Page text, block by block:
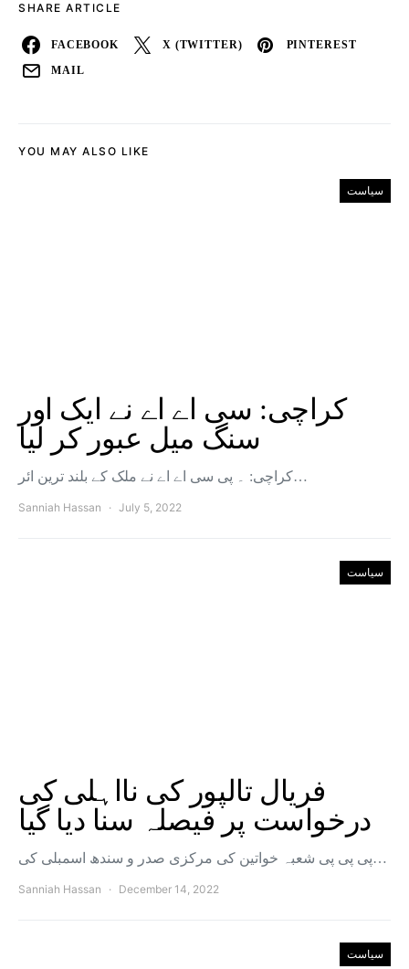
SHARE ARTICLE
FACEBOOK X (TWITTER) PINTEREST
MAIL
YOU MAY ALSO LIKE
سیاست
کراچی: سی اے اے نے ایک اور
سنگ میل عبور کر لیا
کراچی: ۔ پی سی اے اے نے ملک کے بلند ترین ائر…
Sanniah Hassan July 5, 2022
سیاست
فریال تالپور کی نااہلی کی
درخواست پر فیصلہ سنا دیا گیا
پی پی پی شعبہ خواتین کی مرکزی صدر و سندھ اسمبلی کی…
Sanniah Hassan December 14, 2022
سیاست